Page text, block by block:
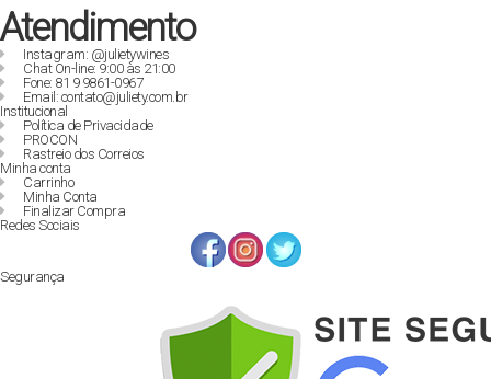
Atendimento
Instagram: @julietywines
Chat On-line: 9:00 às 21:00
Fone: 81 9 9861-0967
Email: contato@juliety.com.br
Institucional
Política de Privacidade
PROCON
Rastreio dos Correios
Minha conta
Carrinho
Minha Conta
Finalizar Compra
Redes Sociais
Segurança